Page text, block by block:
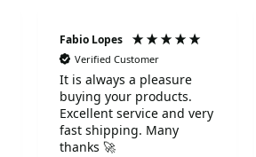
Fabio Lopes
Verified Customer
It is always a pleasure
buying your products.
Excellent service and very
fast shipping. Many
thanks 🚀